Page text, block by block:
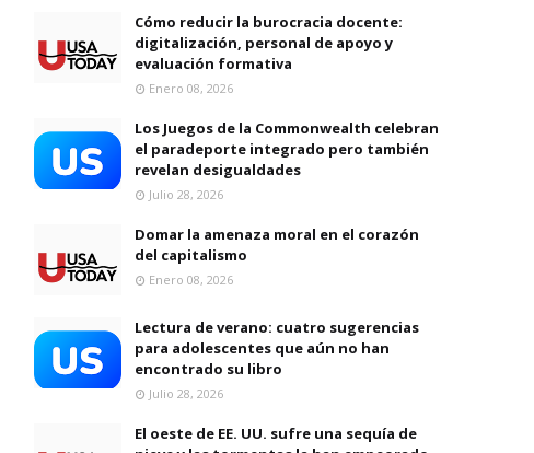
Cómo reducir la burocracia docente:
digitalización, personal de apoyo y
evaluación formativa
Enero 08, 2026
Los Juegos de la Commonwealth celebran
el paradeporte integrado pero también
revelan desigualdades
Julio 28, 2026
Domar la amenaza moral en el corazón
del capitalismo
Enero 08, 2026
Lectura de verano: cuatro sugerencias
para adolescentes que aún no han
encontrado su libro
Julio 28, 2026
El oeste de EE. UU. sufre una sequía de